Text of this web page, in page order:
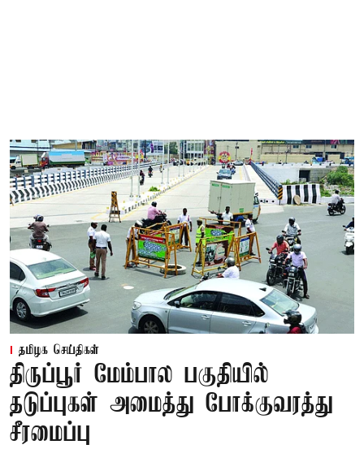
தமிழக செய்திகள்
திருப்பூர் மேம்பால பகுதியில்
தடுப்புகள் அமைத்து போக்குவரத்து
சீரமைப்பு